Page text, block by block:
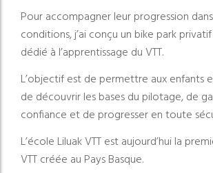
Pour accompagner leur progression
conditions, j’ai conçu un bike park
dédié à l’apprentissage du VTT.
L’objectif est de permettre aux enfants
de découvrir les bases du pilotage, de
confiance et de progresser en toute
L’école Liluak VTT est aujourd’hui la
VTT créée au Pays Basque.